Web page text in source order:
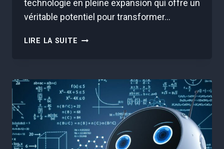
technologie en pleine expansion qui offre un
véritable potentiel pour transformer…
LIRE LA SUITE IA
:
LES
NOUVELLES
FRONTIÈRES
EN
MATIÈRE